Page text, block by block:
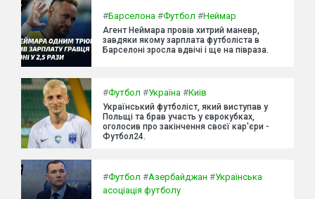
#Барселона #Футбол #Неймар
Агент Неймара провів хитрий маневр,
завдяки якому зарплата футболіста в
Барселоні зросла вдвічі і ще на півраза.
#Футбол #Україна #Київ
Український футболіст, який виступав у
Польщі та брав участь у єврокубках,
оголосив про закінчення своєї кар'єри -
Футбол24.
#Футбол #Азербайджан #Українська
асоціація футболу